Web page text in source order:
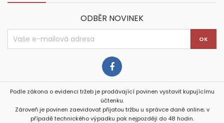
ODBĚR NOVINEK
Podle zákona o evidenci tržeb je prodávající povinen vystavit kupujícímu
účtenku.
Zároveň je povinen zaevidovat přijatou tržbu u správce daně online; v
případě technického výpadku pak nejpozději do 48 hodin.